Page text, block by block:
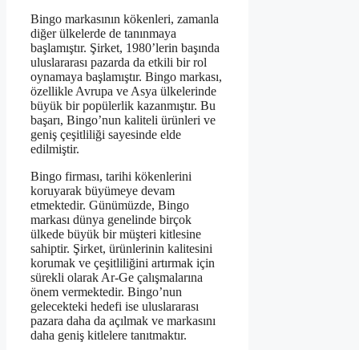
Bingo markasının kökenleri, zamanla
diğer ülkelerde de tanınmaya
başlamıştır. Şirket, 1980’lerin başında
uluslararası pazarda da etkili bir rol
oynamaya başlamıştır. Bingo markası,
özellikle Avrupa ve Asya ülkelerinde
büyük bir popülerlik kazanmıştır. Bu
başarı, Bingo’nun kaliteli ürünleri ve
geniş çeşitliliği sayesinde elde
edilmiştir.
Bingo firması, tarihi kökenlerini
koruyarak büyümeye devam
etmektedir. Günümüzde, Bingo
markası dünya genelinde birçok
ülkede büyük bir müşteri kitlesine
sahiptir. Şirket, ürünlerinin kalitesini
korumak ve çeşitliliğini artırmak için
sürekli olarak Ar-Ge çalışmalarına
önem vermektedir. Bingo’nun
gelecekteki hedefi ise uluslararası
pazara daha da açılmak ve markasını
daha geniş kitlelere tanıtmaktır.